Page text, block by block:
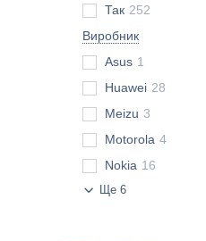
Так 252
Виробник
Asus 1
Huawei 28
Meizu 3
Motorola 4
Nokia 16
Ще 6